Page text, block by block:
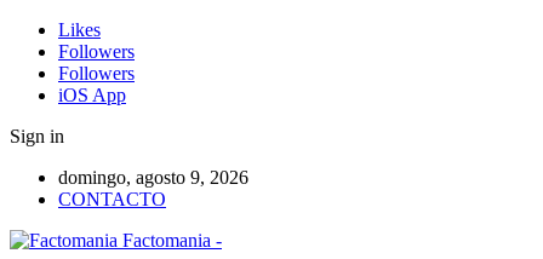
Likes
Followers
Followers
iOS App
Sign in
domingo, agosto 9, 2026
CONTACTO
Factomania -